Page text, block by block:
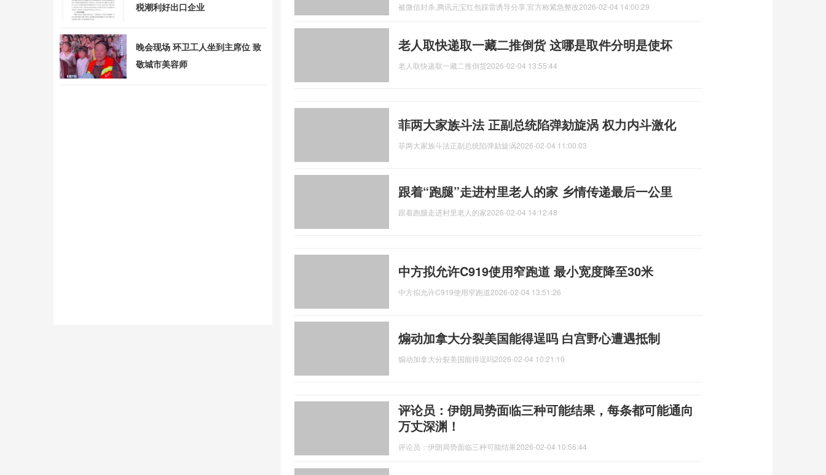
被微信封杀,腾讯元宝红包踩雷诱导分享,官方称紧急整改2026-02-04 14:00:29
老人取快递取一藏二推倒货 这哪是取件分明是使坏
老人取快递取一藏二推倒货2026-02-04 13:55:44
菲两大家族斗法 正副总统陷弹劾旋涡 权力内斗激化
菲两大家族斗法正副总统陷弹劾旋涡2026-02-04 11:00:03
跟着“跑腿”走进村里老人的家 乡情传递最后一公里
跟着跑腿走进村里老人的家2026-02-04 14:12:48
中方拟允许C919使用窄跑道 最小宽度降至30米
中方拟允许C919使用窄跑道2026-02-04 13:51:26
煽动加拿大分裂美国能得逞吗 白宫野心遭遇抵制
煽动加拿大分裂美国能得逞吗2026-02-04 10:21:10
评论员：伊朗局势面临三种可能结果，每条都可能通向
万丈深渊！
评论员：伊朗局势面临三种可能结果2026-02-04 10:56:44
税潮利好出口企业
晚会现场 环卫工人坐到主席位 致
敬城市美容师